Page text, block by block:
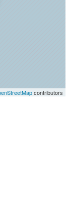
contributors